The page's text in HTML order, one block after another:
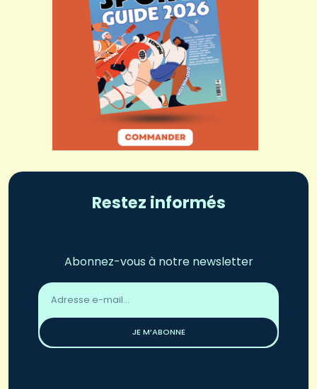
Restez informés
Abonnez-vous à notre newsletter
Adresse
email
JE M’ABONNE